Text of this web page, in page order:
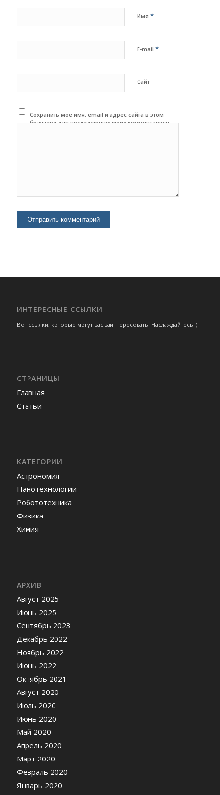
Имя *
E-mail *
Сайт
Сохранить моё имя, email и адрес сайта в этом
браузере для последующих моих комментариев.
ИНТЕРЕСНЫЕ ССЫЛКИ
Вот ссылки, которые могут вас заинтересовать! Наслаждайтесь :)
СТРАНИЦЫ
Главная
Статьи
КАТЕГОРИИ
Астрономия
Нанотехнологии
Робототехника
Физика
Химия
АРХИВ
Август 2025
Июнь 2025
Сентябрь 2023
Декабрь 2022
Ноябрь 2022
Июнь 2022
Октябрь 2021
Август 2020
Июль 2020
Июнь 2020
Май 2020
Апрель 2020
Март 2020
Февраль 2020
Январь 2020